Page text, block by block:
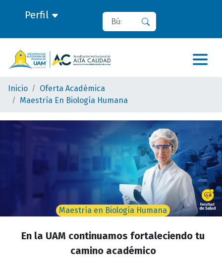
Perfil Buscar
Inicio
Oferta Académica
Maestría En Biología Humana
Maestría en Biología Humana
En la UAM continuamos fortaleciendo tu
camino académico